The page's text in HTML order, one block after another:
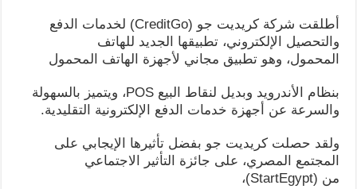
أطلقت شركة كريديت جو (CreditGo) لخدمات الدفع
والتحصيل الإلكتروني، تطبيقها الجديد للهاتف
المحمول، وهو تطبيق مجاني لأجهزة الهاتف المحمول
بنظام الأندرويد وبديل لنقاط البيع POS، ويتميز بالسهولة
والسرعة عن أجهزة خدمات الدفع الإلكترونية التقليدية.
ولقد حصلت كريديت جو بفضل تأثيرها الإيجابي على
المجتمع المصري، على جائزة التأثير الاجتماعي
من (StartEgypt)،